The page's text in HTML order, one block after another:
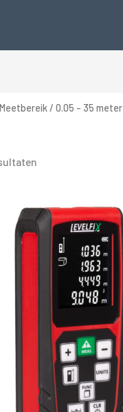
/ 0.05 - 35 meter
Gesorteerd
hoog